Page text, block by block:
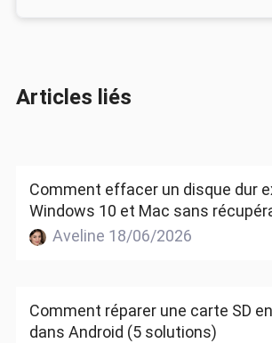
Articles liés
Comment effacer un disque dur
Windows 10 et Mac sans
Aveline 18/06/2026
Comment réparer une carte SD
dans Android (5 solutions)